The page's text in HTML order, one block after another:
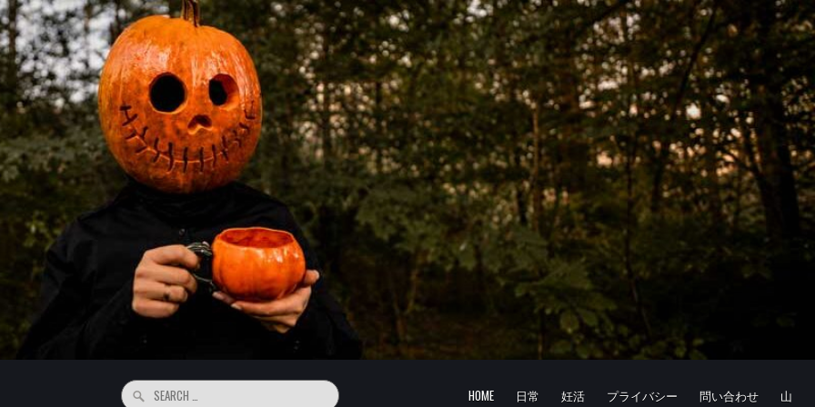
Search
HOME 日常 妊活 プライバシー 問い合わせ 山